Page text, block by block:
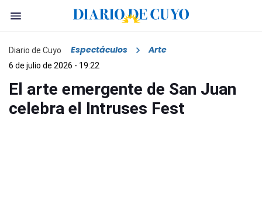
Diario de Cuyo Espectáculos Arte
6 de julio de 2026 - 19:22
El arte emergente de San Juan
celebra el Intruses Fest